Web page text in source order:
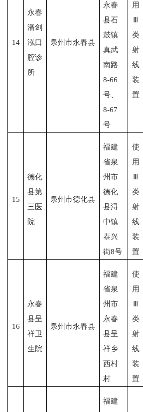
14
永春
潘剑
泓口
腔诊
所
泉州市永春县
永春
县石
鼓镇
真武
南路
8-66
号、
8-67
号
用
Ⅲ
类
射
线
装
置
15
德化
县第
三医
院
泉州市德化县
福建
省泉
州市
德化
县浔
中镇
泰兴
街8号
使
用
Ⅲ
类
射
线
装
置
16
永春
县呈
祥卫
生院
泉州市永春县
福建
省泉
州市
永春
县呈
祥乡
西村
村
使
用
Ⅲ
类
射
线
装
置
福建